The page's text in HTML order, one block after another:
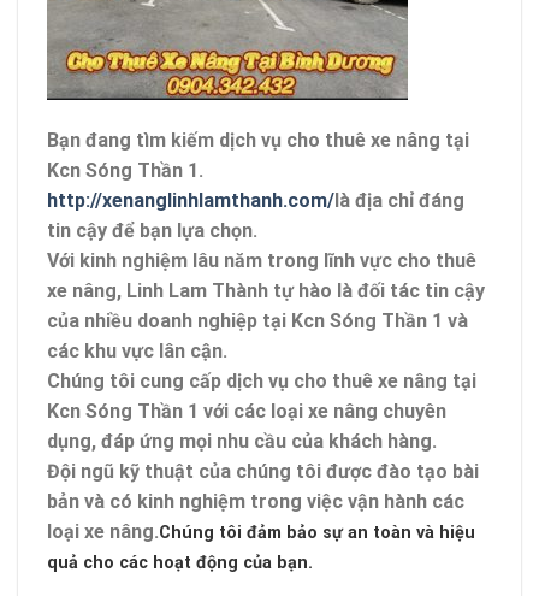
Bạn đang tìm kiếm dịch vụ cho thuê xe nâng tại
Kcn Sóng Thần 1.
http://xenanglinhlamthanh.com/là địa chỉ đáng
tin cậy để bạn lựa chọn.
Với kinh nghiệm lâu năm trong lĩnh vực cho thuê
xe nâng, Linh Lam Thành tự hào là đối tác tin cậy
của nhiều doanh nghiệp tại Kcn Sóng Thần 1 và
các khu vực lân cận.
Chúng tôi cung cấp dịch vụ cho thuê xe nâng tại
Kcn Sóng Thần 1 với các loại xe nâng chuyên
dụng, đáp ứng mọi nhu cầu của khách hàng.
Đội ngũ kỹ thuật của chúng tôi được đào tạo bài
bản và có kinh nghiệm trong việc vận hành các
loại xe nâng.Chúng tôi đảm bảo sự an toàn và hiệu
quả cho các hoạt động của bạn.